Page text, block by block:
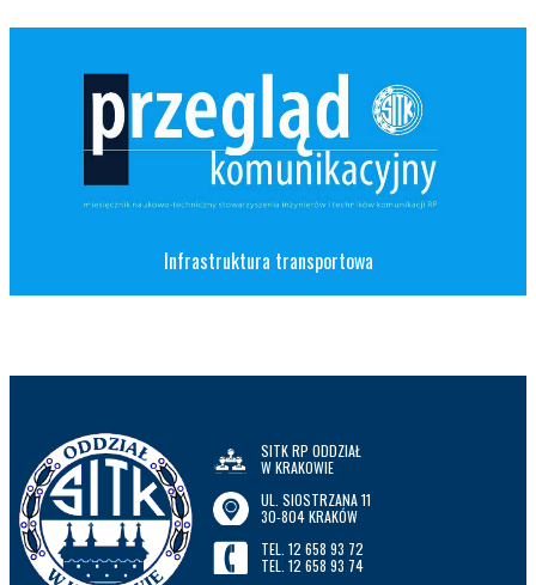
Infrastruktura transportowa
SITK RP ODDZIAŁ
W KRAKOWIE
UL. SIOSTRZANA 11
30-804 KRAKÓW
TEL. 12 658 93 72
TEL. 12 658 93 74